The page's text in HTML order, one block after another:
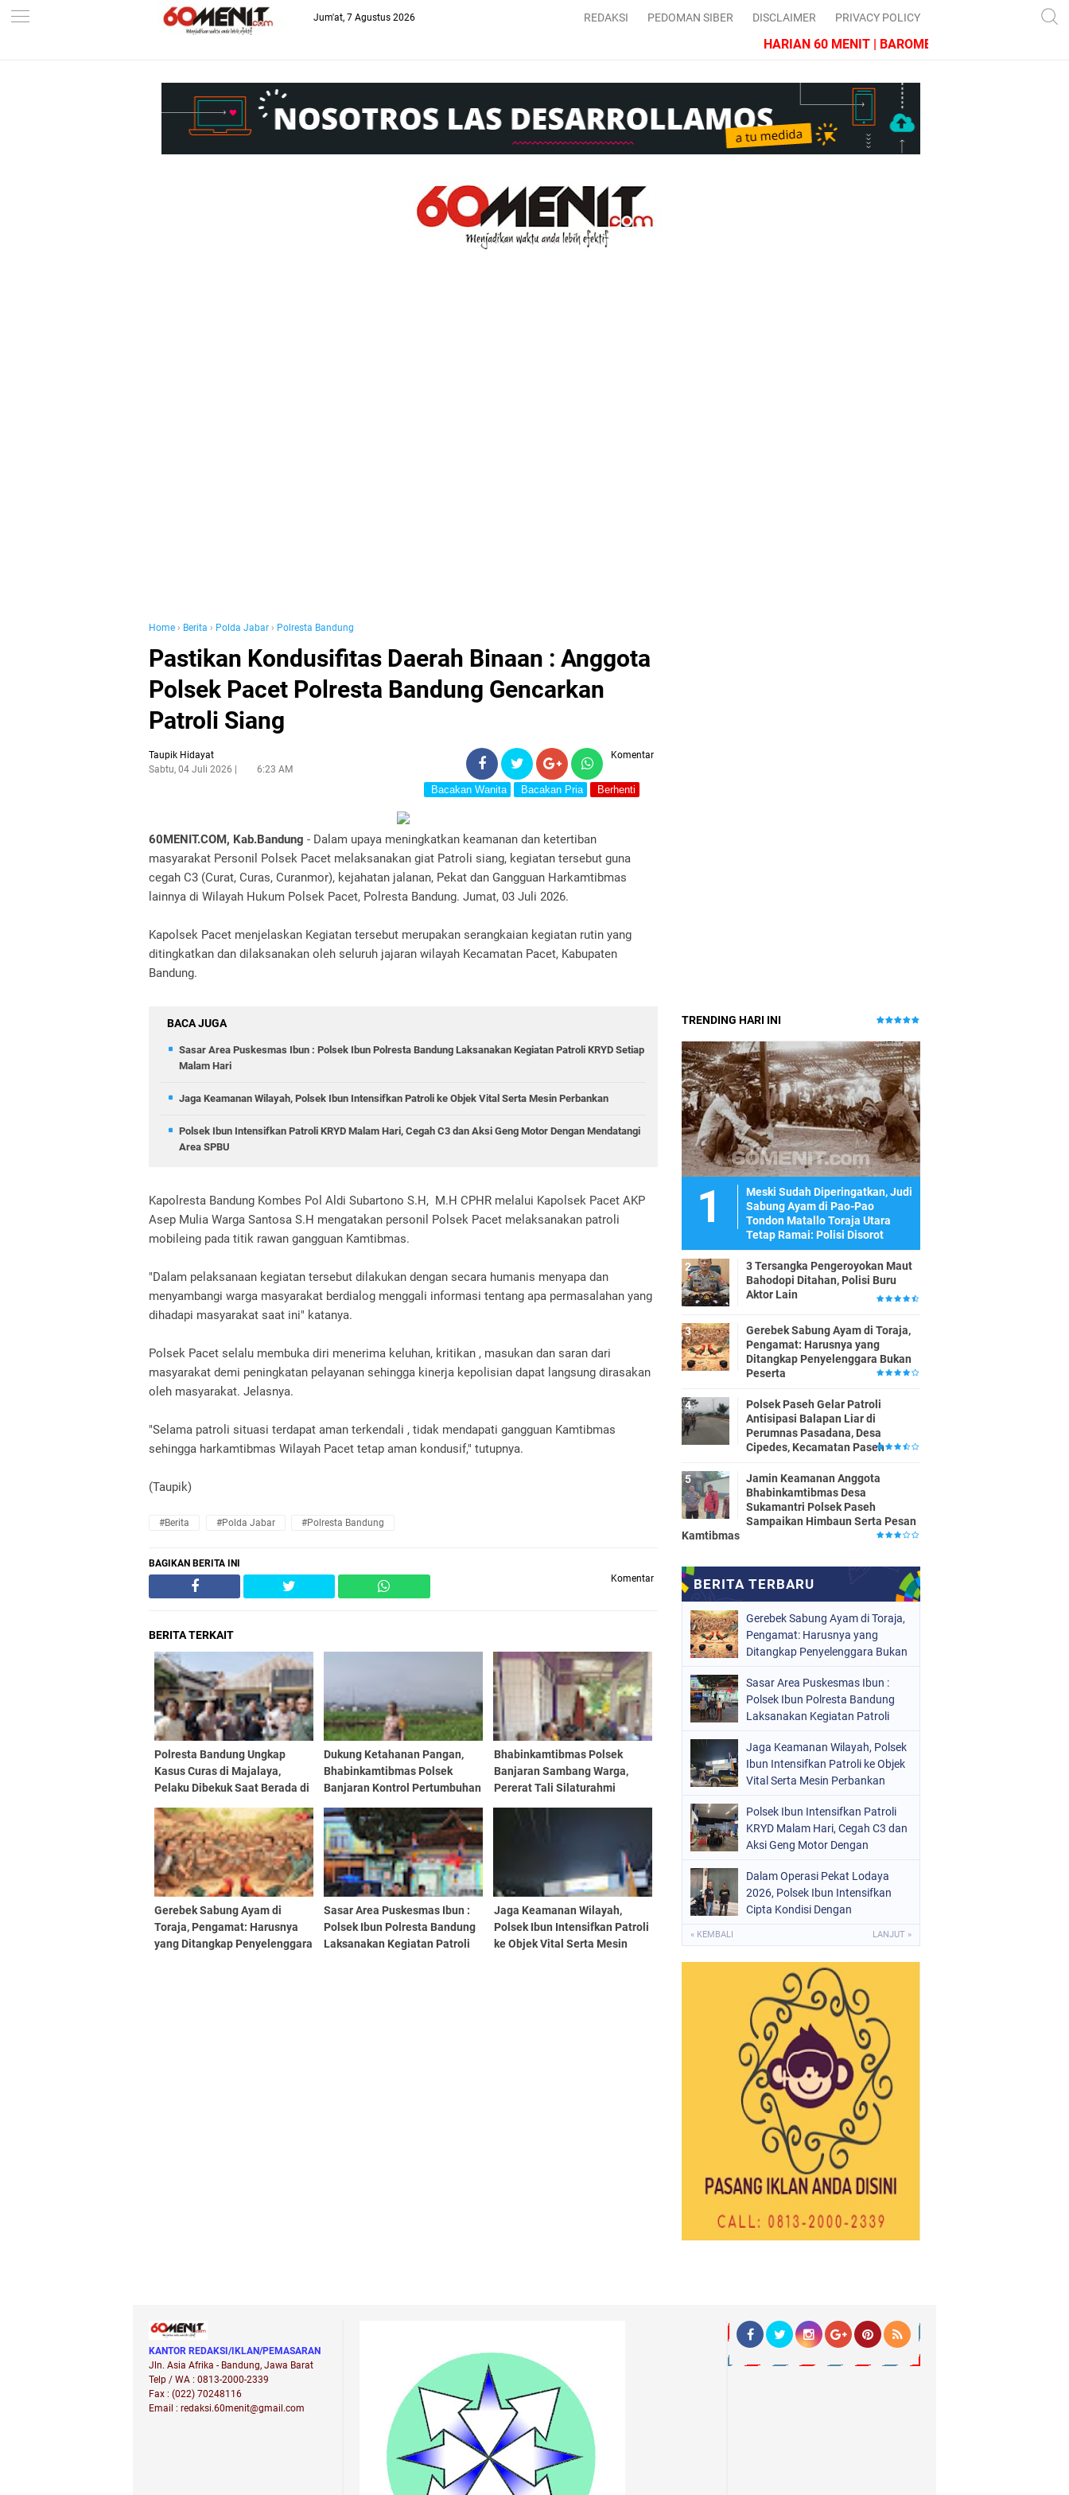
--> Jum'at, 7 Agustus 2026 REDAKSI PEDOMAN SIBER DISCLAIMER PRIVACY POLICY
HARIAN 60 MENIT | BAROMETER JAWA BARAT
Home › Berita › Polda Jabar › Polresta Bandung
Pastikan Kondusifitas Daerah Binaan : Anggota
Polsek Pacet Polresta Bandung Gencarkan
Patroli Siang
Taupik Hidayat
Sabtu, 04 Juli 2026
6:23 AM
Komentar
Bacakan Wanita Bacakan Pria Berhenti
60MENIT.COM, Kab.Bandung - Dalam upaya meningkatkan keamanan dan ketertiban
masyarakat Personil Polsek Pacet melaksanakan giat Patroli siang, kegiatan tersebut guna
cegah C3 (Curat, Curas, Curanmor), kejahatan jalanan, Pekat dan Gangguan Harkamtibmas
lainnya di Wilayah Hukum Polsek Pacet, Polresta Bandung. Jumat, 03 Juli 2026.
Kapolsek Pacet menjelaskan Kegiatan tersebut merupakan serangkaian kegiatan rutin yang
ditingkatkan dan dilaksanakan oleh seluruh jajaran wilayah Kecamatan Pacet, Kabupaten
Bandung.
BACA JUGA
Sasar Area Puskesmas Ibun : Polsek Ibun Polresta Bandung Laksanakan Kegiatan Patroli KRYD Setiap
Malam Hari
Jaga Keamanan Wilayah, Polsek Ibun Intensifkan Patroli ke Objek Vital Serta Mesin Perbankan
Polsek Ibun Intensifkan Patroli KRYD Malam Hari, Cegah C3 dan Aksi Geng Motor Dengan Mendatangi
Area SPBU
Kapolresta Bandung Kombes Pol Aldi Subartono S.H, M.H CPHR melalui Kapolsek Pacet AKP
Asep Mulia Warga Santosa S.H mengatakan personil Polsek Pacet melaksanakan patroli
mobileing pada titik rawan gangguan Kamtibmas.
"Dalam pelaksanaan kegiatan tersebut dilakukan dengan secara humanis menyapa dan
menyambangi warga masyarakat berdialog menggali informasi tentang apa permasalahan yang
dihadapi masyarakat saat ini" katanya.
Polsek Pacet selalu membuka diri menerima keluhan, kritikan , masukan dan saran dari
masyarakat demi peningkatan pelayanan sehingga kinerja kepolisian dapat langsung dirasakan
oleh masyarakat. Jelasnya.
"Selama patroli situasi terdapat aman terkendali , tidak mendapati gangguan Kamtibmas
sehingga harkamtibmas Wilayah Pacet tetap aman kondusif," tutupnya.
(Taupik)
#Berita #Polda Jabar #Polresta Bandung
BAGIKAN BERITA INI
Komentar
BERITA TERKAIT
Polresta Bandung Ungkap
Kasus Curas di Majalaya,
Pelaku Dibekuk Saat Berada di
Dukung Ketahanan Pangan,
Bhabinkamtibmas Polsek
Banjaran Kontrol Pertumbuhan
Bhabinkamtibmas Polsek
Banjaran Sambang Warga,
Pererat Tali Silaturahmi
Gerebek Sabung Ayam di
Toraja, Pengamat: Harusnya
yang Ditangkap Penyelenggara
Sasar Area Puskesmas Ibun :
Polsek Ibun Polresta Bandung
Laksanakan Kegiatan Patroli
Jaga Keamanan Wilayah,
Polsek Ibun Intensifkan Patroli
ke Objek Vital Serta Mesin
TRENDING HARI INI
Meski Sudah Diperingatkan, Judi
Sabung Ayam di Pao-Pao
Tondon Matallo Toraja Utara
Tetap Ramai: Polisi Disorot
3 Tersangka Pengeroyokan Maut
Bahodopi Ditahan, Polisi Buru
Aktor Lain
Gerebek Sabung Ayam di Toraja,
Pengamat: Harusnya yang
Ditangkap Penyelenggara Bukan
Peserta
Polsek Paseh Gelar Patroli
Antisipasi Balapan Liar di
Perumnas Pasadana, Desa
Cipedes, Kecamatan Paseh
Jamin Keamanan Anggota
Bhabinkamtibmas Desa
Sukamantri Polsek Paseh
Sampaikan Himbaun Serta Pesan
Kamtibmas
Gerebek Sabung Ayam di Toraja,
Pengamat: Harusnya yang
Ditangkap Penyelenggara Bukan
Sasar Area Puskesmas Ibun :
Polsek Ibun Polresta Bandung
Laksanakan Kegiatan Patroli
Jaga Keamanan Wilayah, Polsek
Ibun Intensifkan Patroli ke Objek
Vital Serta Mesin Perbankan
Polsek Ibun Intensifkan Patroli
KRYD Malam Hari, Cegah C3 dan
Aksi Geng Motor Dengan
Dalam Operasi Pekat Lodaya
2026, Polsek Ibun Intensifkan
Cipta Kondisi Dengan
« KEMBALI LANJUT »
KANTOR REDAKSI/IKLAN/PEMASARAN
Jln. Asia Afrika - Bandung, Jawa Barat
Telp / WA : 0813-2000-2339
Fax : (022) 70248116
Email : redaksi.60menit@gmail.com